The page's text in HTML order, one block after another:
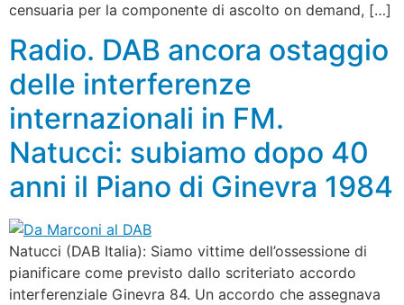
censuaria per la componente di ascolto on demand, […]
Radio. DAB ancora ostaggio
delle interferenze
internazionali in FM.
Natucci: subiamo dopo 40
anni il Piano di Ginevra 1984
Natucci (DAB Italia): Siamo vittime dell’ossessione di
pianificare come previsto dallo scriteriato accordo
interferenziale Ginevra 84. Un accordo che assegnava